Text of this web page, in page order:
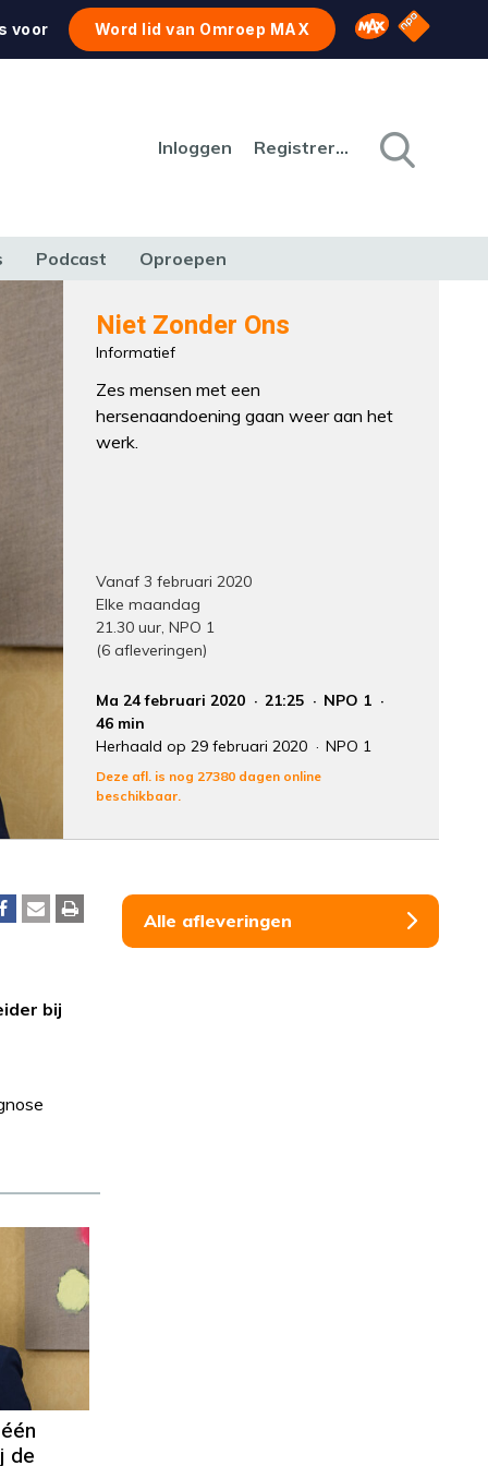
voor Word lid van Omroep MAX Omroep MAX
NPO
Inloggen Registreren
Podcast Oproepen
Niet Zonder Ons
Informatief
Zes mensen met een
hersenaandoening gaan weer aan het
werk.
Vanaf 3 februari 2020
Elke maandag
21.30 uur, NPO 1
(6 afleveringen)
Ma 24 februari 2020 21:25
NPO 1
46 min
Herhaald op 29 februari 2020
NPO 1
Deze afl. is nog 27380 dagen online
beschikbaar.
bij
de
Alle afleveringen